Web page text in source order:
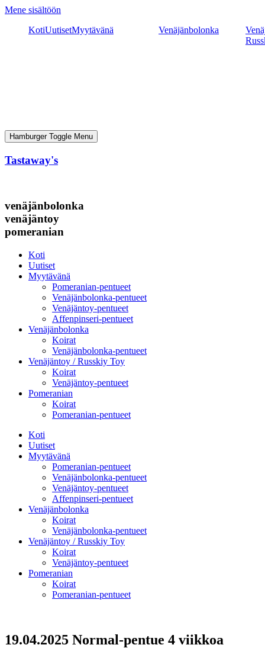
Mene sisältöön
KotiUutisetMyytävänä Venäjänbolonka
Hamburger Toggle Menu
Tastaway's
venäjänbolonka
venäjäntoy
pomeranian
Koti
Uutiset
Myytävänä
Pomeranian-pentueet
Venäjänbolonka-pentueet
Venäjäntoy-pentueet
Affenpinseri-pentueet
Venäjänbolonka
Koirat
Venäjänbolonka-pentueet
Venäjäntoy / Russkiy Toy
Koirat
Venäjäntoy-pentueet
Pomeranian
Koirat
Pomeranian-pentueet
Koti
Uutiset
Myytävänä
Pomeranian-pentueet
Venäjänbolonka-pentueet
Venäjäntoy-pentueet
Affenpinseri-pentueet
Venäjänbolonka
Koirat
Venäjänbolonka-pentueet
Venäjäntoy / Russkiy Toy
Koirat
Venäjäntoy-pentueet
Pomeranian
Koirat
Pomeranian-pentueet
19.04.2025 Normal-pentue 4 viikkoa